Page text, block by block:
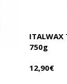
750g
12,90€